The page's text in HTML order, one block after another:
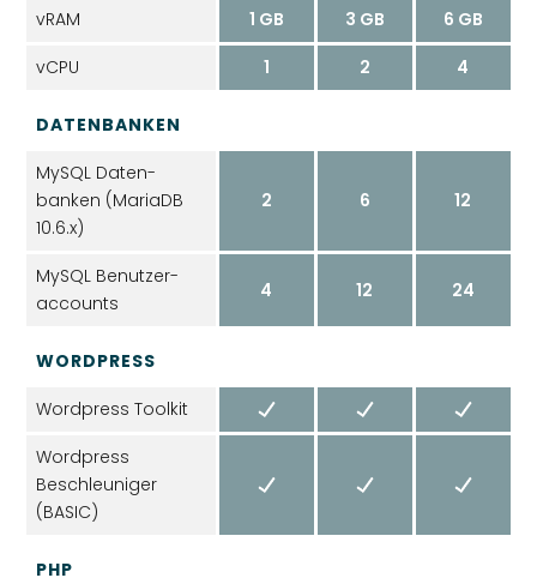
vRAM
1 GB 3 GB
6 GB
vCPU
1 2 4
DATENBANKEN
MySQL Daten­
banken (MariaDB
10.6.x)
2 6 12
MySQL Benutzer­
accounts
4 12 24
WORDPRESS
Wordpress Toolkit
Wordpress
Beschleuniger
(BASIC)
PHP